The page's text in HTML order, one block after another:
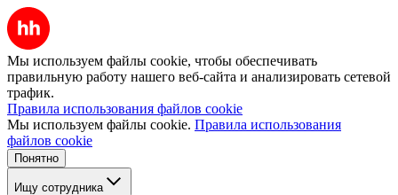
Мы используем файлы cookie, чтобы обеспечивать
правильную работу нашего веб-сайта и анализировать сетевой
трафик.
Правила использования файлов cookie
Мы используем файлы cookie. Правила использования
файлов cookie
Понятно
Ищу сотрудника